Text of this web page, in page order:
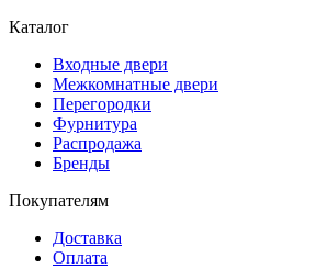
Каталог
Входные двери
Межкомнатные двери
Перегородки
Фурнитура
Распродажа
Бренды
Покупателям
Доставка
Оплата